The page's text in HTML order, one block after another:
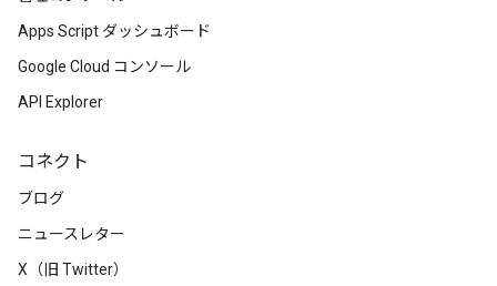
Apps Script ダッシュボード
Google Cloud コンソール
API Explorer
コネクト
ブログ
ニュースレター
X（旧 Twitter）